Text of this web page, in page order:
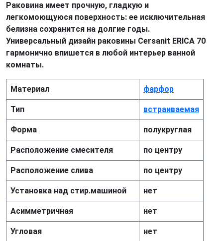
Раковина имеет прочную, гладкую и
легкомоющуюся поверхность: ее исключительная
белизна сохранится на долгие годы.
Универсальный дизайн раковины Cersanit ERICA 70
гармонично впишется в любой интерьер ванной
комнаты.
Материал фарфор
Тип встраиваемая
Форма полукруглая
Расположение смесителя по центру
Расположение слива по центру
Установка над стир.машиной нет
Асимметричная нет
Угловая нет